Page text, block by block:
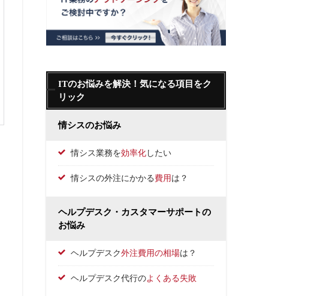
ITのお悩みを解決！気になる項目をク
リック
情シスのお悩み
情シス業務を効率化 したい
情シスの外注にかかる 費用 は？
ヘルプデスク・カスタマーサポートの
お悩み
ヘルプデスク外注費用の相場は？
ヘルプデスク代行のよくある失敗